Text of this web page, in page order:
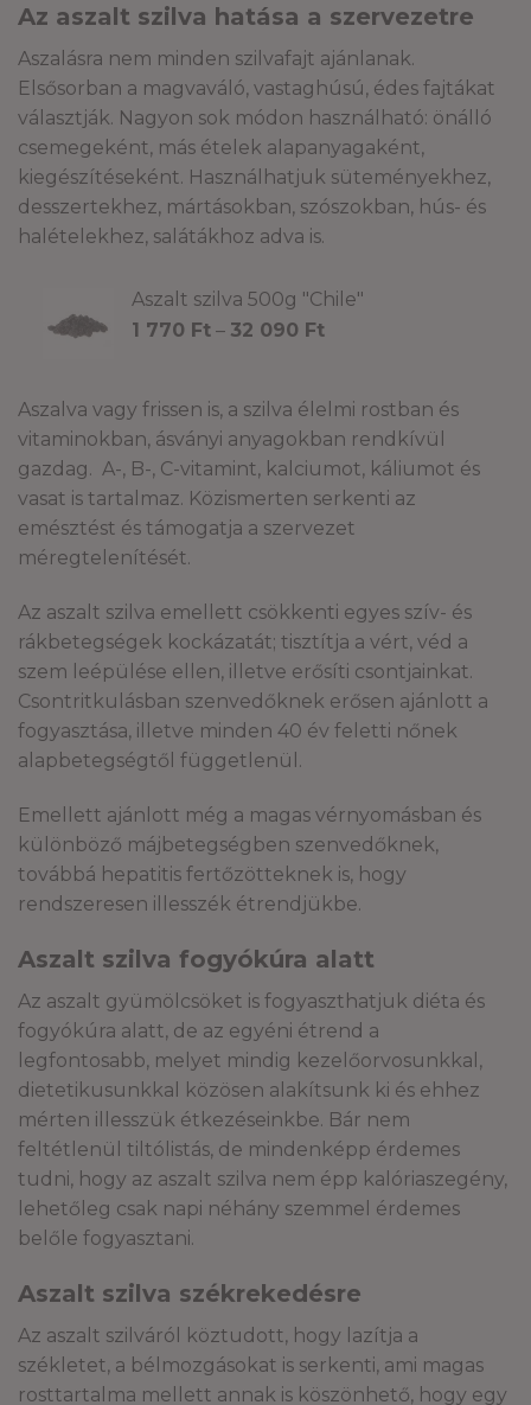
Az aszalt szilva hatása a szervezetre
Aszalásra nem minden szilvafajt ajánlanak.
Elsősorban a magvaváló, vastaghúsú, édes fajtákat
választják. Nagyon sok módon használható: önálló
csemegeként, más ételek alapanyagaként,
kiegészítéseként. Használhatjuk süteményekhez,
desszertekhez, mártásokban, szószokban, hús- és
halételekhez, salátákhoz adva is.
Aszalt szilva 500g "Chile"
1 770 Ft – 32 090 FtÁrtartomány:
-
090 Ft
Aszalva vagy frissen is, a szilva élelmi rostban és
vitaminokban, ásványi anyagokban rendkívül
gazdag. A-, B-, C-vitamint, kalciumot, káliumot és
vasat is tartalmaz. Közismerten serkenti az
emésztést és támogatja a szervezet
méregtelenítését.
Az aszalt szilva emellett csökkenti egyes szív- és
rákbetegségek kockázatát; tisztítja a vért, véd a
szem leépülése ellen, illetve erősíti csontjainkat.
Csontritkulásban szenvedőknek erősen ajánlott a
fogyasztása, illetve minden 40 év feletti nőnek
alapbetegségtől függetlenül.
Emellett ajánlott még a magas vérnyomásban és
különböző májbetegségben szenvedőknek,
továbbá hepatitis fertőzötteknek is, hogy
rendszeresen illesszék étrendjükbe.
Aszalt szilva fogyókúra alatt
Az aszalt gyümölcsöket is fogyaszthatjuk diéta és
fogyókúra alatt, de az egyéni étrend a
legfontosabb, melyet mindig kezelőorvosunkkal,
dietetikusunkkal közösen alakítsunk ki és ehhez
mérten illesszük étkezéseinkbe. Bár nem
feltétlenül tiltólistás, de mindenképp érdemes
tudni, hogy az aszalt szilva nem épp kalóriaszegény,
lehetőleg csak napi néhány szemmel érdemes
belőle fogyasztani.
Aszalt szilva székrekedésre
Az aszalt szilváról köztudott, hogy lazítja a
székletet, a bélmozgásokat is serkenti, ami magas
rosttartalma mellett annak is köszönhető, hogy egy